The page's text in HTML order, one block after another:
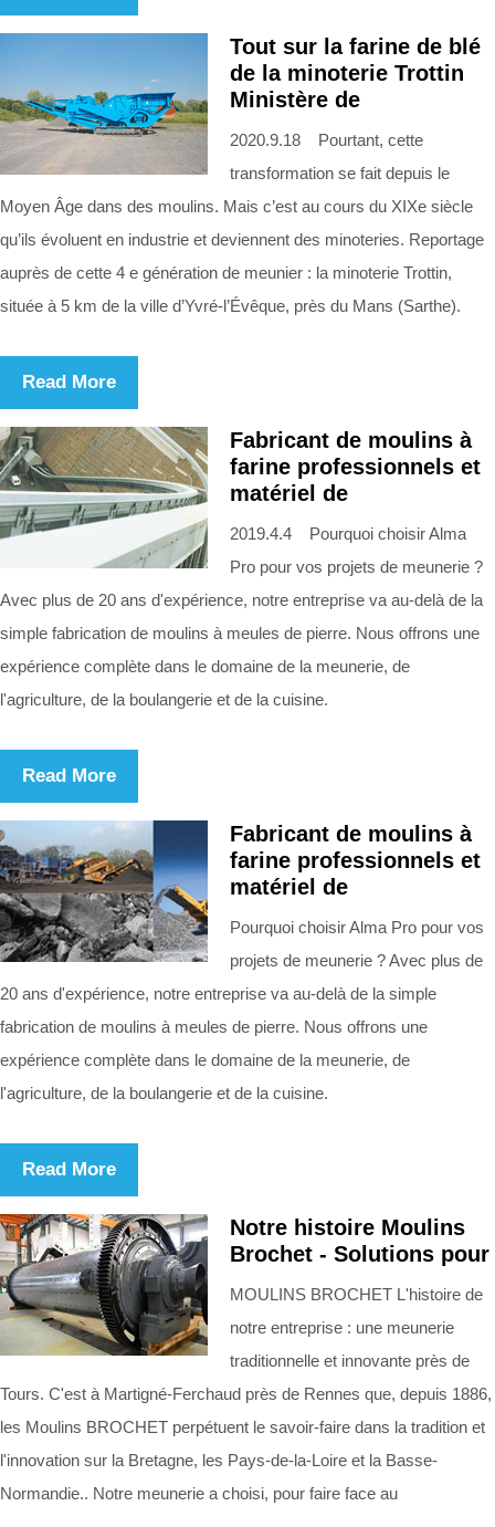
Tout sur la farine de blé
de la minoterie Trottin
Ministère de
2020.9.18 Pourtant, cette
transformation se fait depuis le
Moyen Âge dans des moulins. Mais c’est au cours du XIXe siècle
qu’ils évoluent en industrie et deviennent des minoteries. Reportage
auprès de cette 4 e génération de meunier : la minoterie Trottin,
située à 5 km de la ville d’Yvré-l’Évêque, près du Mans (Sarthe).
Read More
Fabricant de moulins à
farine professionnels et
matériel de
2019.4.4 Pourquoi choisir Alma
Pro pour vos projets de meunerie ?
Avec plus de 20 ans d'expérience, notre entreprise va au-delà de la
simple fabrication de moulins à meules de pierre. Nous offrons une
expérience complète dans le domaine de la meunerie, de
l'agriculture, de la boulangerie et de la cuisine.
Read More
Fabricant de moulins à
farine professionnels et
matériel de
Pourquoi choisir Alma Pro pour vos
projets de meunerie ? Avec plus de
20 ans d'expérience, notre entreprise va au-delà de la simple
fabrication de moulins à meules de pierre. Nous offrons une
expérience complète dans le domaine de la meunerie, de
l'agriculture, de la boulangerie et de la cuisine.
Read More
Notre histoire Moulins
Brochet - Solutions pour
MOULINS BROCHET L'histoire de
notre entreprise : une meunerie
traditionnelle et innovante près de
Tours. C'est à Martigné-Ferchaud près de Rennes que, depuis 1886,
les Moulins BROCHET perpétuent le savoir-faire dans la tradition et
l'innovation sur la Bretagne, les Pays-de-la-Loire et la Basse-
Normandie.. Notre meunerie a choisi, pour faire face au